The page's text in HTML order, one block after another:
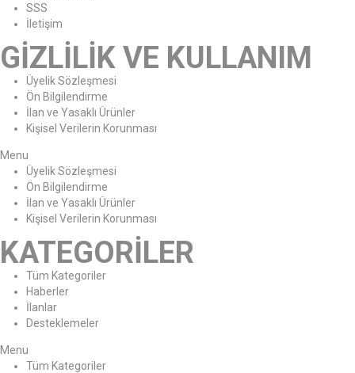
SSS
İletişim
GİZLİLİK VE KULLANIM
Üyelik Sözleşmesi
Ön Bilgilendirme
İlan ve Yasaklı Ürünler
Kişisel Verilerin Korunması
Menu
Üyelik Sözleşmesi
Ön Bilgilendirme
İlan ve Yasaklı Ürünler
Kişisel Verilerin Korunması
KATEGORİLER
Tüm Kategoriler
Haberler
İlanlar
Desteklemeler
Menu
Tüm Kategoriler